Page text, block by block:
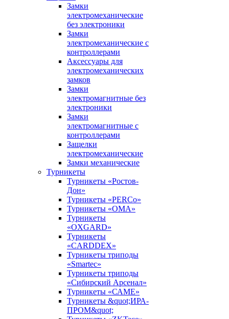
Замки
электромеханические
без электроники
Замки
электромеханические с
контроллерами
Аксессуары для
электромеханических
замков
Замки
электромагнитные без
электроники
Замки
электромагнитные с
контроллерами
Защелки
электромеханические
Замки механические
Турникеты
Турникеты «Ростов-
Дон»
Турникеты «PERCo»
Турникеты «ОМА»
Турникеты
«OXGARD»
Турникеты
«CARDDEX»
Турникеты триподы
«Smartec»
Турникеты триподы
«Сибирский Арсенал»
Турникеты «САМЕ»
Турникеты &quot;ИРА-
ПРОМ&quot;